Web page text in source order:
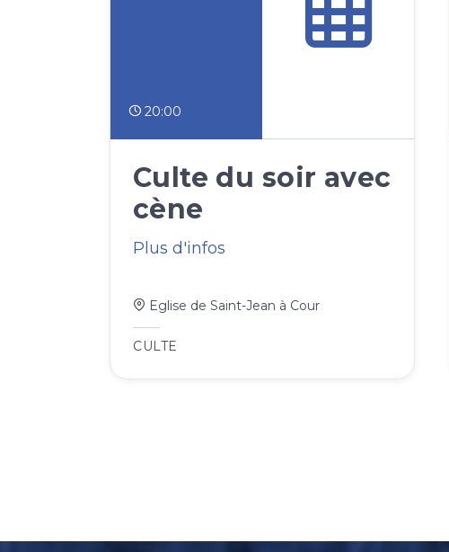
20:00
Culte du soir avec
cène
Plus d'infos
Eglise de Saint-Jean à Cour
CULTE